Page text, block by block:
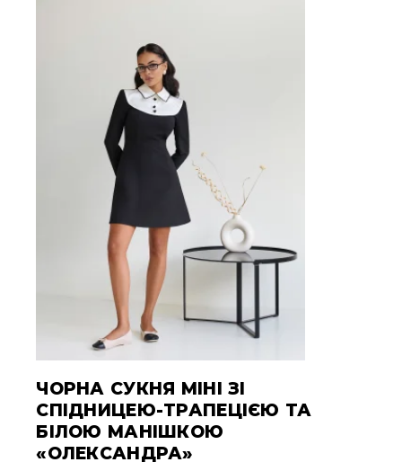
ЧОРНА СУКНЯ МІНІ ЗІ
СПІДНИЦЕЮ-ТРАПЕЦІЄЮ ТА
БІЛОЮ МАНІШКОЮ
«ОЛЕКСАНДРА»